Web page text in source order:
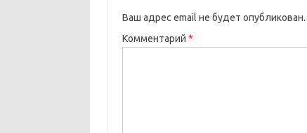
Ваш адрес email не будет опубликован.
Комментарий *